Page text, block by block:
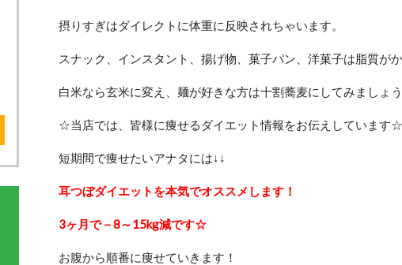
摂りすぎはダイレクトに体重に反映されちゃいます。
スナック、インスタント、揚げ物、菓子パン、洋菓子は脂質がか
白米なら玄米に変え、麺が好きな方は十割蕎麦にしてみましょ
☆当店では、皆様に痩せるダイエット情報をお伝えしています☆
短期間で痩せたいアナタには↓↓
耳つぼダイエットを本気でオススメします！
3ヶ月で－8～15kg減です☆
お腹から順番に痩せていきます！